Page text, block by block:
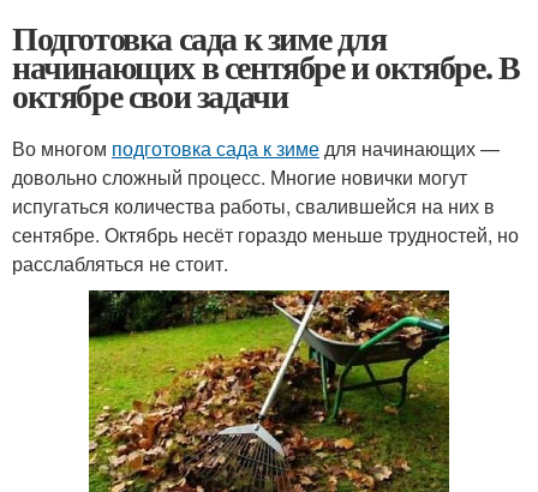
Подготовка сада к зиме для
начинающих в сентябре и октябре. В
октябре свои задачи
Во многом подготовка сада к зимедля начинающих —
довольно сложный процесс. Многие новички могут
испугаться количества работы, свалившейся на них в
сентябре. Октябрь несёт гораздо меньше трудностей, но
расслабляться не стоит.